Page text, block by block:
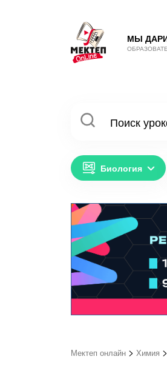
МЫ
Биология
Мектеп онлайн > Химия >